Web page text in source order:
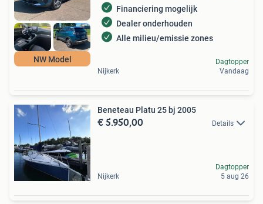
NW Model
Financiering mogelijk
Dealer onderhouden
Alle milieu/emissie zones
Nijkerk
Dagtopper
Vandaag
Beneteau Platu 25 bj 2005
€ 5.950,00 Details
Nijkerk
Dagtopper
5 aug 26